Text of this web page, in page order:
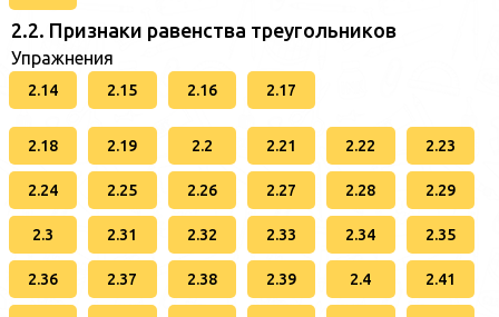
2.2. Признаки равенства треугольников
Упражнения
2.14 2.15 2.16 2.17
2.18 2.19 2.2 2.21 2.22 2.23
2.24 2.25 2.26 2.27 2.28 2.29
2.3 2.31 2.32 2.33 2.34 2.35
2.36 2.37 2.38 2.39 2.4 2.41